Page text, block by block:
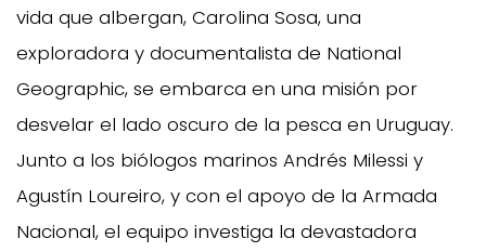
vida que albergan, Carolina Sosa, una
exploradora y documentalista de National
Geographic, se embarca en una misión por
desvelar el lado oscuro de la pesca en Uruguay.
Junto a los biólogos marinos Andrés Milessi y
Agustín Loureiro, y con el apoyo de la Armada
Nacional, el equipo investiga la devastadora